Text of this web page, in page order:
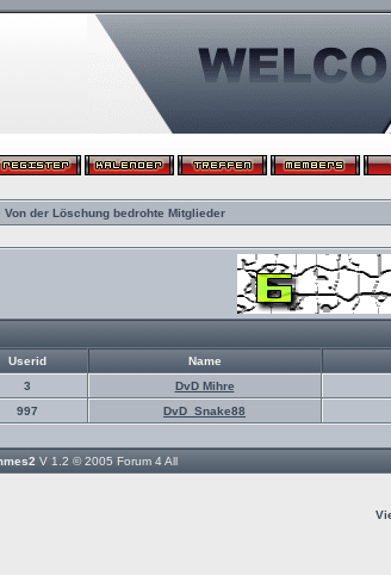
der Löschung bedrohte Mitglieder
Userid Name
3 DvD Mihre
997 DvD_Snake88
V 1.2 © 2005 Forum 4 All